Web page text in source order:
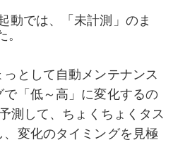
動では、「未計測」のま
。
っとして自動メンテナンス
「低～高」に変化するの
測して、ちょくちょくタス
変化のタイミングを見極